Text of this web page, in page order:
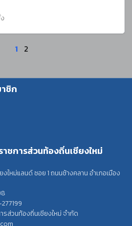
1 2
ชิก
การส่วนท้องถิ่นเชียงใหม่
ใหม่แลนด์ ซอย 1 ถนนช้างคลาน อำเภอเมือง
ส่วนท้องถิ่นเชียงใหม่ จำกัด